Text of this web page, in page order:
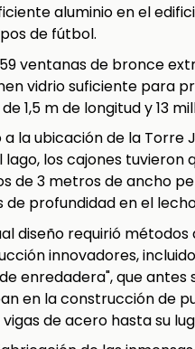
aluminio en el
de fútbol.
ventanas de bronce
vidrio suficiente para
1,5 m de longitud y 13
a la ubicación de la Torre
lago, los cajones tuvieron
de 3 metros de ancho
de profundidad en el
diseño requirió métodos
innovadores,
enredadera", que antes
en la construcción de
vigas de acero hasta su